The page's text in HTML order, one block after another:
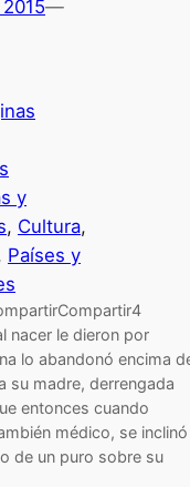
—
y
, Cultura
Países y
nacer le dieron por
lo abandonó encima
su madre, derrengada
entonces cuando
médico, se inclinó
de un puro sobre su